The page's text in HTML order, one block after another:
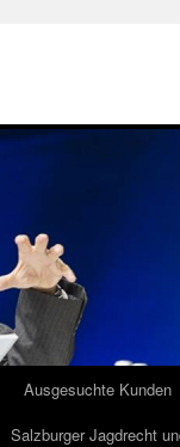
Ausgesuchte Kunden
Salzburger Jagdrecht